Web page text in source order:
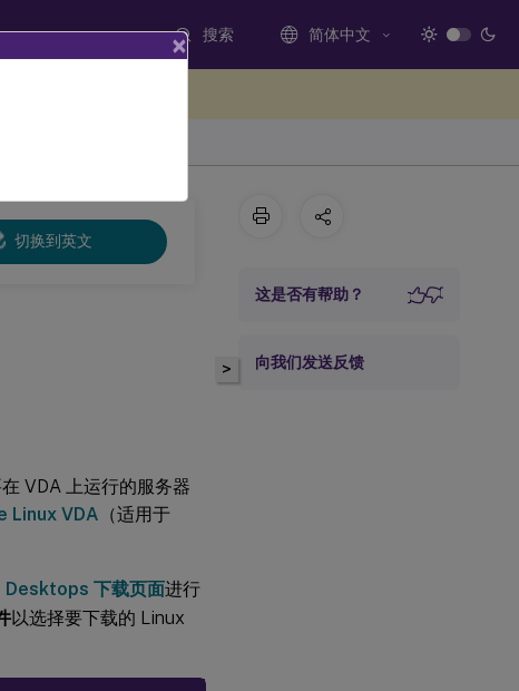
搜索 简体中文
切换到英文
VDA 上运行的服务器
Linux VDA （适用于
下载页面进行
以选择要下载的 Linux
>
这是否有帮助？
向我们发送反馈
×